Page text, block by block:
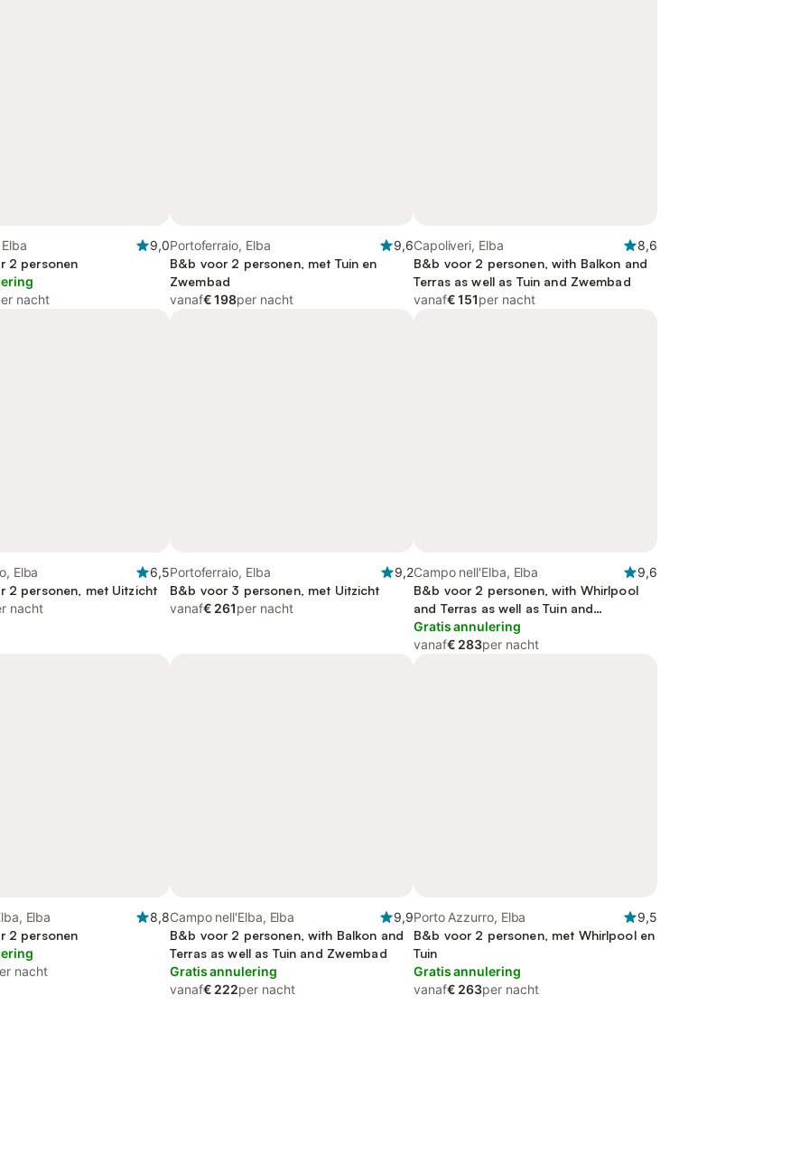
9,0
2 personen
nacht
Portoferraio, Elba
9,6
B&b voor 2 personen, met Tuin en
Zwembad
vanaf€ 198per nacht
Capoliveri, Elba
8,6
B&b voor 2 personen, with Balkon and
Terras as well as Tuin and Zwembad
vanaf€ 151per nacht
Elba
6,5
2 personen, met Uitzicht
nacht
Portoferraio, Elba
9,2
B&b voor 3 personen, met Uitzicht
vanaf€ 261per nacht
Campo nell'Elba, Elba
9,6
B&b voor 2 personen, with Whirlpool
and Terras as well as Tuin and
Zwembad
Gratis annulering
vanaf€ 283per nacht
Elba
8,8
2 personen
nacht
Campo nell'Elba, Elba
9,9
B&b voor 2 personen, with Balkon and
Terras as well as Tuin and Zwembad
Gratis annulering
vanaf€ 222per nacht
Porto Azzurro, Elba
9,5
B&b voor 2 personen, met Whirlpool en
Tuin
Gratis annulering
vanaf€ 263per nacht